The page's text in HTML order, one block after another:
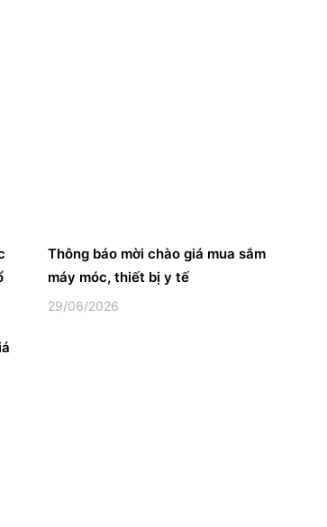
Thông báo mời chào giá mua sắm
máy móc, thiết bị y tế
29/06/2026